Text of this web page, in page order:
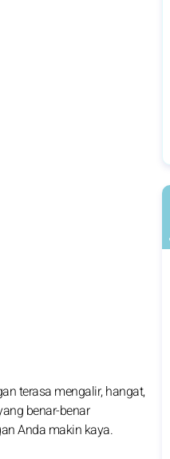
terasa mengalir, hangat,
benar-benar
Anda makin kaya.